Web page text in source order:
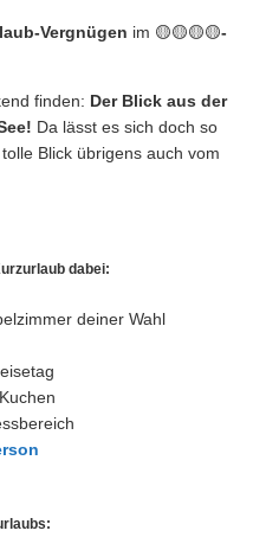
Vergnügen im 🟡🟡🟡🟡-
finden: Der Blick aus der
Da lässt es sich doch so
Blick übrigens auch vom
dabei:
deiner Wahl